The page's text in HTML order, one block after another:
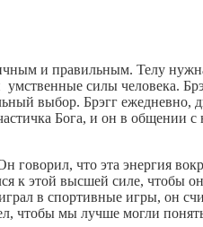
и правильным. Телу
силы человека.
выбор. Брэгг ежедневно,
Бога, и он в общении
говорил, что эта энергия
к этой высшей силе, чтобы
в спортивные игры, он
чтобы мы лучше могли